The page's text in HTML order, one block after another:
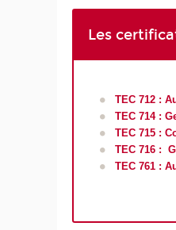
Les
TEC 712 :
TEC 714 :
TEC 715 :
TEC 716 :
TEC 761 :